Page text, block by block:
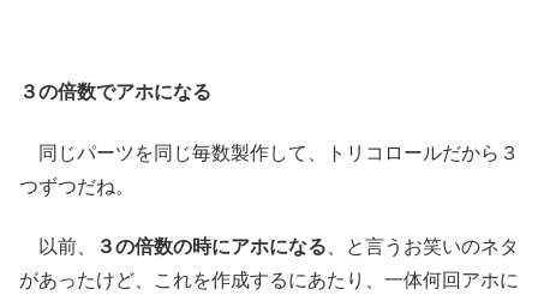
３の倍数でアホになる
同じパーツを同じ毎数製作して、トリコロールだから３
つずつだね。
以前、 ３の倍数の時にアホになる 、と言うお笑いのネタ
があったけど、これを作成するにあたり、一体何回アホに